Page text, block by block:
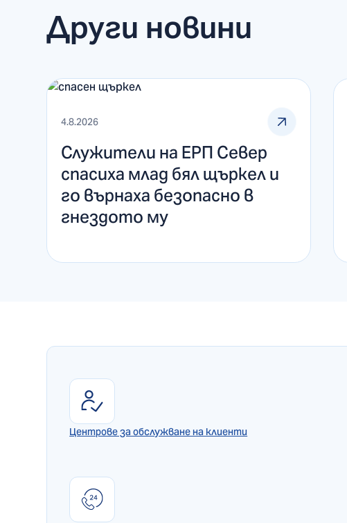
Други новини
4.8.2026
Служители на ЕРП Север
спасиха млад бял щъркел и
го върнаха безопасно в
гнездото му
Центрове за обслужване на клиенти